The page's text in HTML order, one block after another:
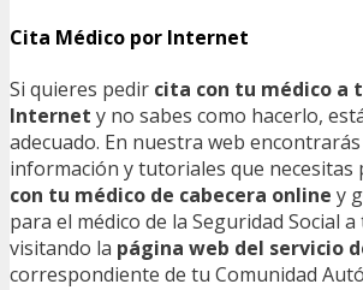
Cita Médico por Internet
Si quieres pedir cita con tu médico a
Internet y no sabes como hacerlo,
adecuado. En nuestra web
información y tutoriales que necesitas
con tu médico de cabecera online y
para el médico de la Seguridad Social
visitando la página web del servicio
correspondiente de tu Comunidad